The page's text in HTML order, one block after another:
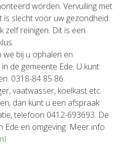
worden. Vervuiling met
is slecht voor uw gezondheid.
zelf reinigen. Dit is een
we bij u ophalen en
de gemeente Ede. U kunt
0318-84 85 86.
vaatwasser, koelkast etc.
dan kunt u een afspraak
telefoon 0412-693693. De
Ede en omgeving. Meer info